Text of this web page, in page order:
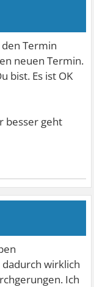
Termin
neuen Termin.
bist. Es ist OK
besser geht
wirklich
Ich